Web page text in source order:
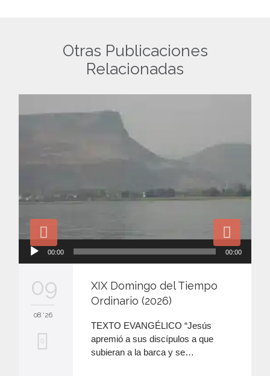
Otras Publicaciones
Relacionadas
00:00 00:00
09
08 '26
M
0
XIX Domingo del Tiempo
Ordinario (2026)
TEXTO EVANGÉLICO “Jesús
apremió a sus discípulos a que
subieran a la barca y se…